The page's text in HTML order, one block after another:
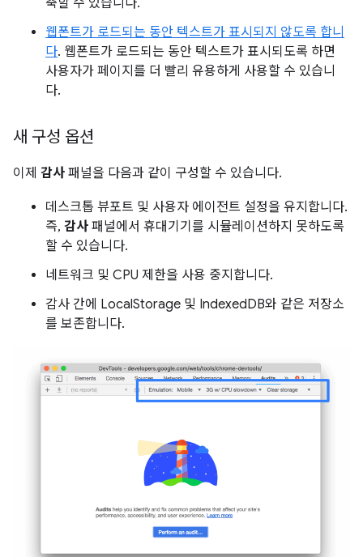
웹폰트가 로드되는 동안 텍스트가 표시되지 않도록 합니
다. 웹폰트가 로드되는 동안 텍스트가 표시되도록 하면
사용자가 페이지를 더 빨리 유용하게 사용할 수 있습니
다.
새 구성 옵션
이제 감사 패널을 다음과 같이 구성할 수 있습니다.
데스크톱 뷰포트 및 사용자 에이전트 설정을 유지합니다.
즉, 감사 패널에서 휴대기기를 시뮬레이션하지 못하도록
할 수 있습니다.
네트워크 및 CPU 제한을 사용 중지합니다.
감사 간에 LocalStorage 및 IndexedDB와 같은 저장소
를 보존합니다.